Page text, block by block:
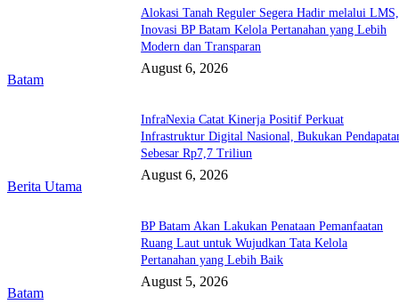
Batam
Alokasi Tanah Reguler Segera Hadir melalui LMS,
Inovasi BP Batam Kelola Pertanahan yang Lebih
Modern dan Transparan
August 6, 2026
Berita Utama
InfraNexia Catat Kinerja Positif Perkuat
Infrastruktur Digital Nasional, Bukukan
Sebesar Rp7,7 Triliun
August 6, 2026
Batam
BP Batam Akan Lakukan Penataan Pemanfaatan
Ruang Laut untuk Wujudkan Tata Kelola
Pertanahan yang Lebih Baik
August 5, 2026